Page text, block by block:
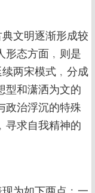
文明逐渐形成较
形态方面﹐则是
两宋模式﹐分成
型和潇洒为文的
政治浮沉的特殊
寻求自我精神的